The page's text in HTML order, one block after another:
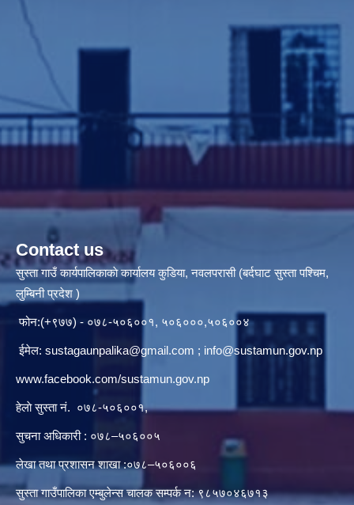
Contact us
सुस्ता गाउँ कार्यपालिकाकाे कार्यालय कुडिया, नवलपरासी (बर्दघाट सुस्ता पश्चिम,
लुम्बिनी प्रदेश )
फोन:(+९७७) - ०७८-५०६००१, ५०६०००,५०६००४
ईमेल: sustagaunpalika@gmail.com ; info@sustamun.gov.np
www.facebook.com/sustamun.gov.np
हेलाे सुस्ता नं. ०७८-५०६००१,
सुचना अधिकारी : ०७८–५०६००५
लेखा तथा प्रशासन शाखा :०७८–५०६००६
सुस्ता गाउँपालिका एम्बुलेन्स चालक सम्पर्क न‌‍: ९८५७०४६७१३